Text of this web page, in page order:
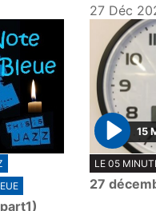
27 Déc
P
l
a
15
LE 05
27